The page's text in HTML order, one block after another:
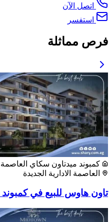
اتصل الآن
استفسر
فرص مماثلة
كمبوند ميدتاون سكاي العاصمة
العاصمة الادارية الجديدة
تاون هاوس للبيع في كمبوند